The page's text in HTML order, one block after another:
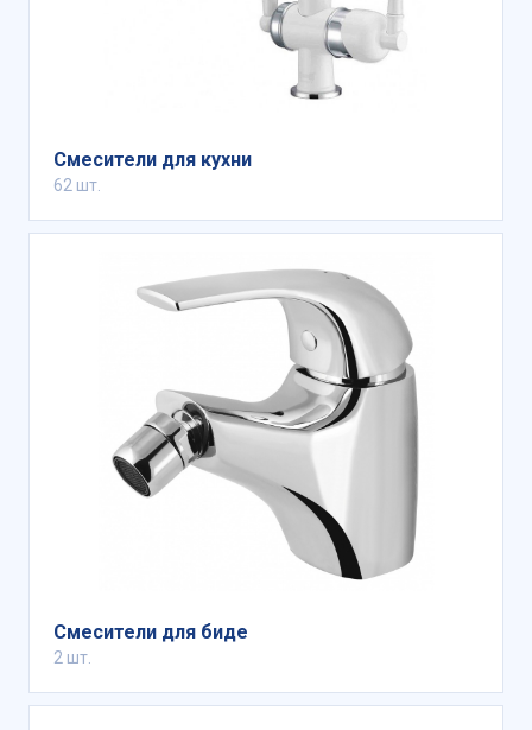
Смесители для кухни
62 шт.
Смесители для биде
2 шт.